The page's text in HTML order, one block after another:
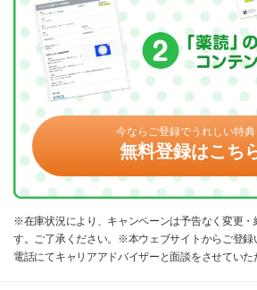
今ならご登録でうれしい特典
無料登録はこち
※在庫状況により、キャンペーンは予告なく変更・
す。ご了承ください。※本ウェブサイトからご登録
電話にてキャリアアドバイザーと面談をさせていた